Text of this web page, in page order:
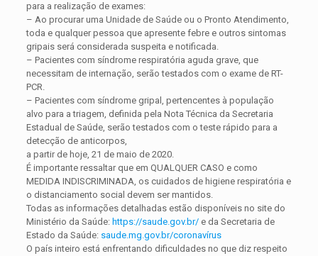
para a realização de exames:
– Ao procurar uma Unidade de Saúde ou o Pronto Atendimento,
toda e qualquer pessoa que apresente febre e outros sintomas
gripais será considerada suspeita e notificada.
– Pacientes com síndrome respiratória aguda grave, que
necessitam de internação, serão testados com o exame de RT-
PCR.
– Pacientes com síndrome gripal, pertencentes à população
alvo para a triagem, definida pela Nota Técnica da Secretaria
Estadual de Saúde, serão testados com o teste rápido para a
detecção de anticorpos,
a partir de hoje, 21 de maio de 2020.
É importante ressaltar que em QUALQUER CASO e como
MEDIDA INDISCRIMINADA, os cuidados de higiene respiratória e
o distanciamento social devem ser mantidos.
Todas as informações detalhadas estão disponíveis no site do
Ministério da Saúde: https://saude.gov.br/e da Secretaria de
Estado da Saúde: saude.mg.gov.br/coronavírus
O país inteiro está enfrentando dificuldades no que diz respeito